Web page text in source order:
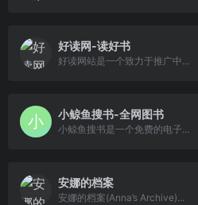
好读网-读好书
好读网站是一个致力于推广中...
小鲸鱼搜书-全网图书
小鲸鱼搜书是一个免费的电子...
安娜的档案
安娜的档案(Anna’s Archive)...